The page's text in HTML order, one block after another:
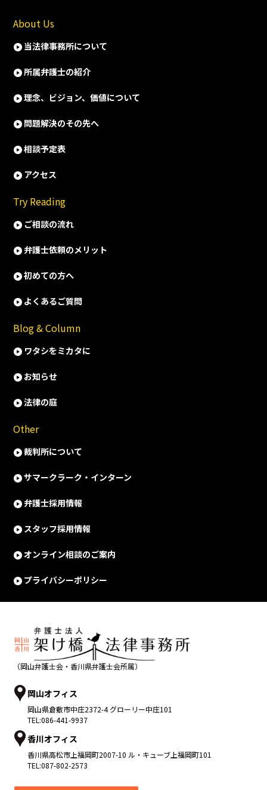
About Us
当法律事務所について
所属弁護士の紹介
理念、ビジョン、価値について
問題解決のその先へ
相談予定表
アクセス
Try Reading
ご相談の流れ
弁護士依頼のメリット
初めての方へ
よくあるご質問
Blog & Column
ワタシをミカタに
お知らせ
法律の庭
Other
裁判所について
サマークラーク・インターン
弁護士採用情報
スタッフ採用情報
オンライン相談のご案内
プライバシーポリシー
（岡山弁護士会・香川県弁護士会所属）
岡山オフィス
岡山県倉敷市中庄2372-4 グローリー中庄101
TEL:086-441-9937
香川オフィス
香川県高松市 上福岡町2007-10 ル・キューブ上福岡町101
TEL:087-802-2573